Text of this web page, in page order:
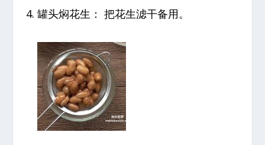
罐头焖花生： 把花生滤干备用。